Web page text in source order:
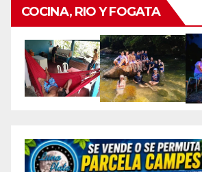
COCINA, RIO Y FOGATA